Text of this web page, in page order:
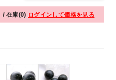
/ 在庫(0) ログインして価格を見る